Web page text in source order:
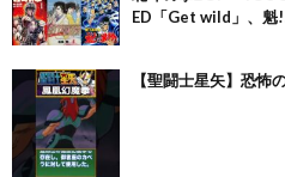
ED「Get wild」、魁
【聖闘士星矢】恐怖